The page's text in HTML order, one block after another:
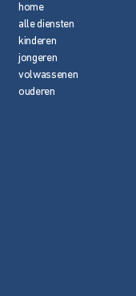
home
alle diensten
kinderen
jongeren
volwassenen
ouderen